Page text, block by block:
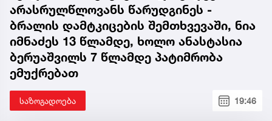
არასრულწლოვანს წარუდგინეს -
ბრალის დამტკიცების შემთხვევაში, ნია
იმნაძეს 13 წლამდე, ხოლო ანასტასია
ბერუაშვილს 7 წლამდე პატიმრობა
ემუქრებათ
საზოგადოება 19:46